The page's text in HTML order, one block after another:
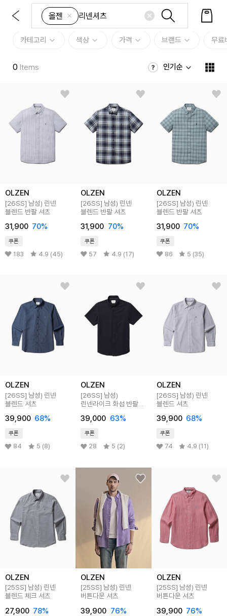
올젠
카테고리 색상 가격 브랜드 무료
0 Items 인기순
OLZEN
[26SS] 남성) 린넨
블렌드 반팔 셔츠
31,900 70%
쿠폰
183 4.9 (45)
OLZEN
[26SS] 남성) 린넨
블렌드 반팔 셔츠
31,900 70%
쿠폰
57 4.9 (17)
OLZEN
[26SS] 남성) 린넨
블렌드 반팔 셔츠
31,900 70%
쿠폰
86 5 (35)
OLZEN
[26SS] 남성) 린넨
블렌드 셔츠
39,900 68%
쿠폰
84 5 (8)
OLZEN
[26SS] 남성)
린넨라이크 화섬 반팔
39,000 63%
쿠폰
28 5 (2)
OLZEN
[26SS] 남성) 린넨
블렌드 셔츠
39,900 68%
쿠폰
74 4.9 (11)
OLZEN
[25SS] 남성) 린넨
블렌드 체크 셔츠
27,900 78%
OLZEN
[25SS] 남성) 린넨
버튼다운 셔츠
39,900 76%
OLZEN
[25SS] 남성) 린넨
버튼다운 셔츠
39,900 76%